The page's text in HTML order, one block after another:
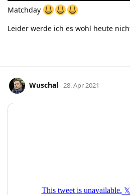
Matchday
Leider werde ich es wohl heute
Wuschal 28. Apr 2021